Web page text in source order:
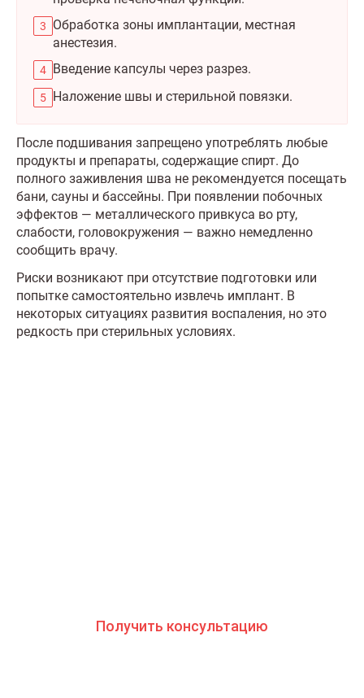
Обработка зоны имплантации, местная
анестезия.
Введение капсулы через разрез.
Наложение швы и стерильной повязки.
После подшивания запрещено употреблять любые
продукты и препараты, содержащие спирт. До
полного заживления шва не рекомендуется посещать
бани, сауны и бассейны. При появлении побочных
эффектов — металлического привкуса во рту,
слабости, головокружения — важно немедленно
сообщить врачу.
Риски возникают при отсутствие подготовки или
попытке самостоятельно извлечь имплант. В
некоторых ситуациях развития воспаления, но это
редкость при стерильных условиях.
Получить консультацию